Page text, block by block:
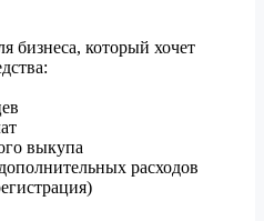
бизнеса, который хочет
выкупа
расходов